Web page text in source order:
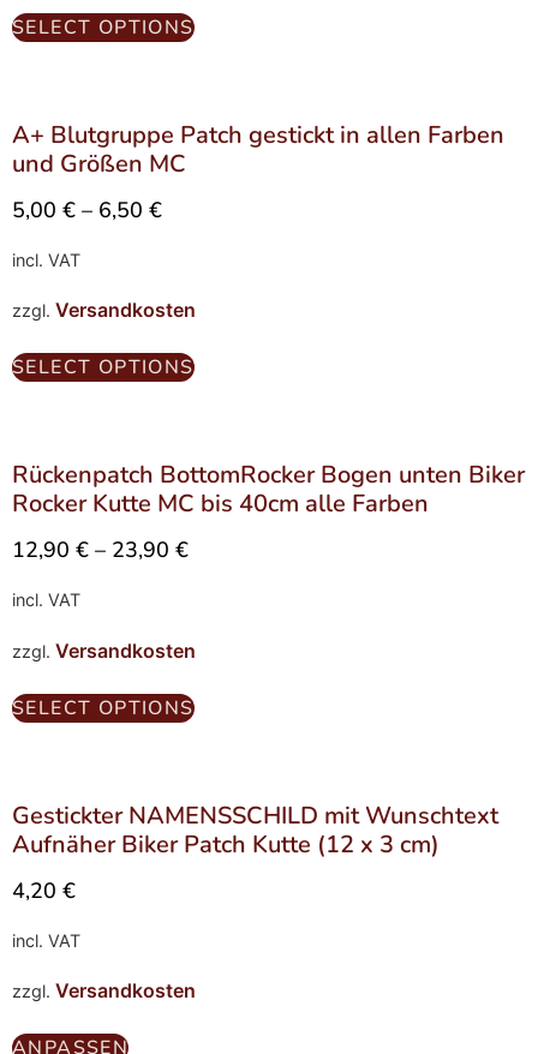
SELECT OPTIONS
A+ Blutgruppe Patch gestickt in allen Farben
und Größen MC
5,00 € – 6,50 €
incl. VAT
zzgl. Versandkosten
SELECT OPTIONS
Rückenpatch BottomRocker Bogen unten Biker
Rocker Kutte MC bis 40cm alle Farben
12,90 € – 23,90 €
incl. VAT
zzgl. Versandkosten
SELECT OPTIONS
Gestickter NAMENSSCHILD mit Wunschtext
Aufnäher Biker Patch Kutte (12 x 3 cm)
4,20 €
incl. VAT
zzgl. Versandkosten
ANPASSEN